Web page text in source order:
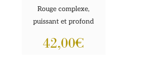
Rouge complexe,
puissant et profond
42,00€